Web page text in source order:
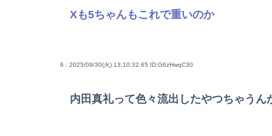
Xも5ちゃんもこれで重いのか
6 : 2025/09/30(火) 13:10:32.65 ID:G6zHwqC30
内田真礼って色々流出したやつちゃうん